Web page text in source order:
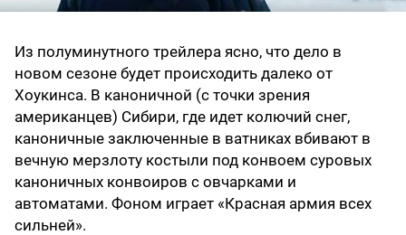
Из полуминутного трейлера ясно, что дело в
новом сезоне будет происходить далеко от
Хоукинса. В каноничной (с точки зрения
американцев) Сибири, где идет колючий снег,
каноничные заключенные в ватниках вбивают в
вечную мерзлоту костыли под конвоем суровых
каноничных конвоиров с овчарками и
автоматами. Фоном играет «Красная армия всех
сильней».